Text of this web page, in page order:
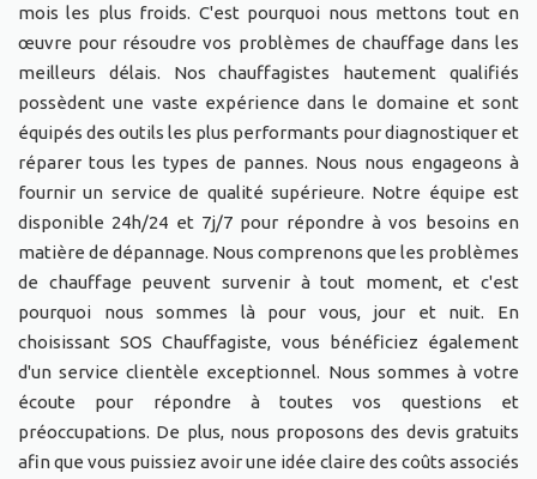
mois les plus froids. C'est pourquoi nous mettons tout en
œuvre pour résoudre vos problèmes de chauffage dans les
meilleurs délais. Nos chauffagistes hautement qualifiés
possèdent une vaste expérience dans le domaine et sont
équipés des outils les plus performants pour diagnostiquer et
réparer tous les types de pannes. Nous nous engageons à
fournir un service de qualité supérieure. Notre équipe est
disponible 24h/24 et 7j/7 pour répondre à vos besoins en
matière de dépannage. Nous comprenons que les problèmes
de chauffage peuvent survenir à tout moment, et c'est
pourquoi nous sommes là pour vous, jour et nuit. En
choisissant SOS Chauffagiste, vous bénéficiez également
d'un service clientèle exceptionnel. Nous sommes à votre
écoute pour répondre à toutes vos questions et
préoccupations. De plus, nous proposons des devis gratuits
afin que vous puissiez avoir une idée claire des coûts associés